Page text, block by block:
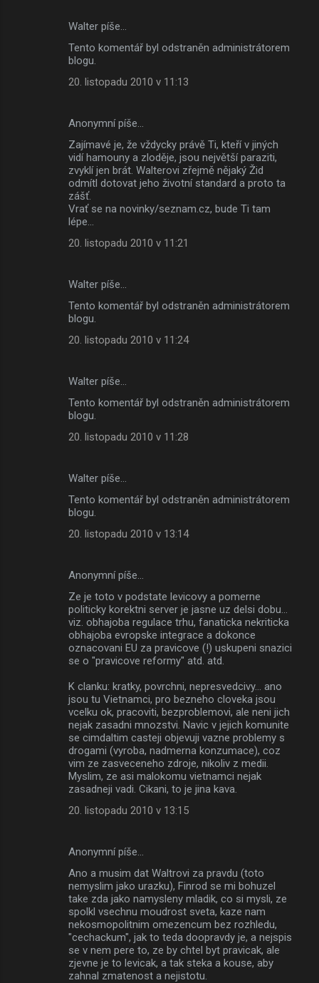
Walter píše…
Tento komentář byl odstraněn administrátorem
blogu.
20. listopadu 2010 v 11:13
Anonymní píše…
Zajímavé je, že vždycky právě Ti, kteří v jiných
vidí hamouny a zloděje, jsou největší paraziti,
zvyklí jen brát. Walterovi zřejmě nějaký Žid
odmítl dotovat jeho životní standard a proto ta
zášť.
Vrať se na novinky/seznam.cz, bude Ti tam
lépe...
20. listopadu 2010 v 11:21
Walter píše…
Tento komentář byl odstraněn administrátorem
blogu.
20. listopadu 2010 v 11:24
Walter píše…
Tento komentář byl odstraněn administrátorem
blogu.
20. listopadu 2010 v 11:28
Walter píše…
Tento komentář byl odstraněn administrátorem
blogu.
20. listopadu 2010 v 13:14
Anonymní píše…
Ze je toto v podstate levicovy a pomerne
politicky korektni server je jasne uz delsi dobu...
viz. obhajoba regulace trhu, fanaticka nekriticka
obhajoba evropske integrace a dokonce
oznacovani EU za pravicove (!) uskupeni snazici
se o "pravicove reformy" atd. atd.
K clanku: kratky, povrchni, nepresvedcivy... ano
jsou tu Vietnamci, pro bezneho cloveka jsou
vcelku ok, pracoviti, bezproblemovi, ale neni jich
nejak zasadni mnozstvi. Navic v jejich komunite
se cimdaltim casteji objevuji vazne problemy s
drogami (vyroba, nadmerna konzumace), coz
vim ze zasveceneho zdroje, nikoliv z medii.
Myslim, ze asi malokomu vietnamci nejak
zasadneji vadi. Cikani, to je jina kava.
20. listopadu 2010 v 13:15
Anonymní píše…
Ano a musim dat Waltrovi za pravdu (toto
nemyslim jako urazku), Finrod se mi bohuzel
take zda jako namysleny mladik, co si mysli, ze
spolkl vsechnu moudrost sveta, kaze nam
nekosmopolitnim omezencum bez rozhledu,
"cechackum", jak to teda doopravdy je, a nejspis
se v nem pere to, ze by chtel byt pravicak, ale
zjevne je to levicak, a tak steka a kouse, aby
zahnal zmatenost a nejistotu.